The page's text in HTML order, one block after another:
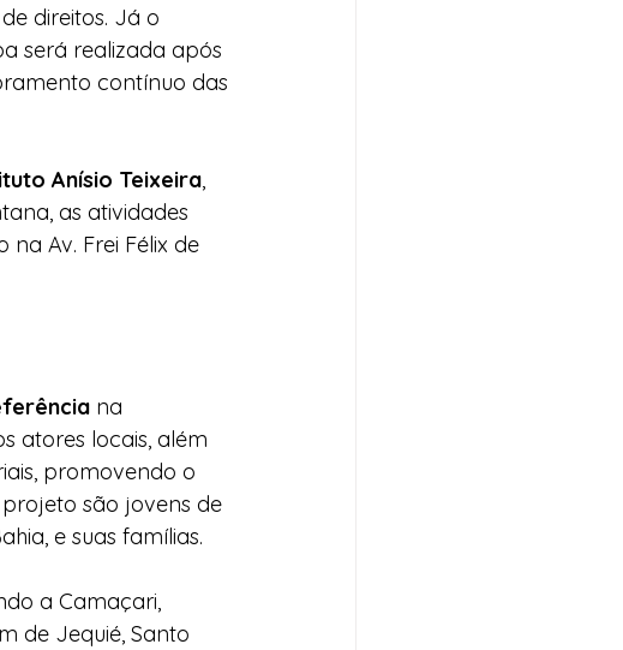
direitos. Já o
será realizada após
contínuo das
Anísio Teixeira,
as atividades
Av. Frei Félix de
na
atores locais, além
promovendo o
são jovens de
e suas famílias.
a Camaçari,
de Jequié, Santo